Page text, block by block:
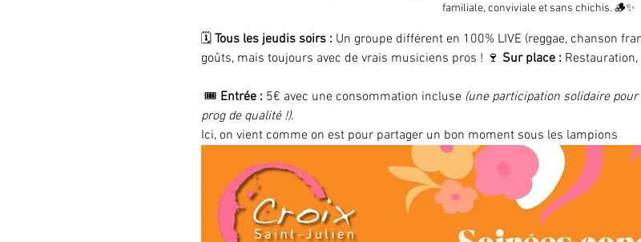
familiale, conviviale et sans chichis. 🪵✨
🗓️ Tous les jeudis soirs : Un groupe différent en 100% LIVE (reggae, chanson
goûts, mais toujours avec de vrais musiciens pros ! 🍷 Sur place :
🎟️ Entrée : 5€ avec une consommation incluse (une participation solidaire
prog de qualité !).
Ici, on vient comme on est pour partager un bon moment sous les lampions